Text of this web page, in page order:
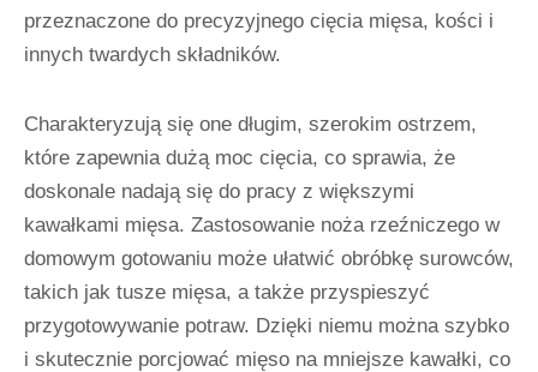
przeznaczone do precyzyjnego cięcia mięsa, kości i
innych twardych składników.
Charakteryzują się one długim, szerokim ostrzem,
które zapewnia dużą moc cięcia, co sprawia, że
doskonale nadają się do pracy z większymi
kawałkami mięsa. Zastosowanie noża rzeźniczego w
domowym gotowaniu może ułatwić obróbkę surowców,
takich jak tusze mięsa, a także przyspieszyć
przygotowywanie potraw. Dzięki niemu można szybko
i skutecznie porcjować mięso na mniejsze kawałki, co